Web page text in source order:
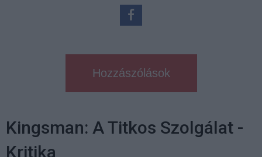
Hozzászólások
Kingsman: A Titkos Szolgálat -
Kritika